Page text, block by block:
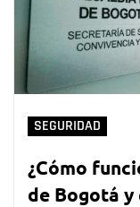
SEGURIDAD
¿Cómo
de Bogotá y